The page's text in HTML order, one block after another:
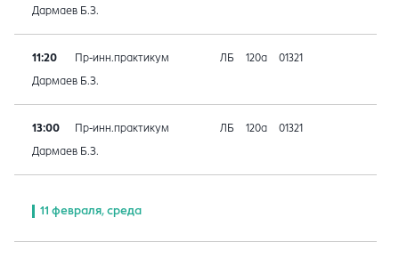
Дармаев Б.З.
11:20 Пр-инн.практикум ЛБ 120а 01321
Дармаев Б.З.
13:00 Пр-инн.практикум ЛБ 120а 01321
Дармаев Б.З.
11 февраля, среда